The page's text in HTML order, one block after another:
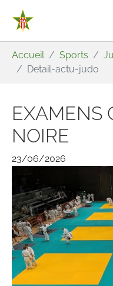
Accueil Sports
Detail-actu-judo
EXAMENS
NOIRE
23/06/2026